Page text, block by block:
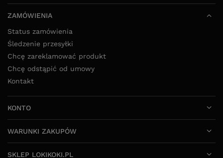
ZAMÓWIENIA
Status zamówienia
Śledzenie przesyłki
Chcę zareklamować produkt
Chcę odstąpić od umowy
Kontakt
KONTO
WARUNKI ZAKUPÓW
SKLEP LOKIKOKI.PL